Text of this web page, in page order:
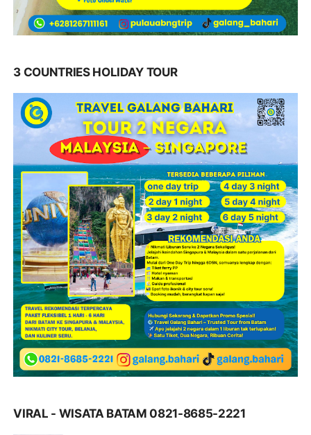
3 COUNTRIES HOLIDAY TOUR
VIRAL - WISATA BATAM 0821-8685-2221